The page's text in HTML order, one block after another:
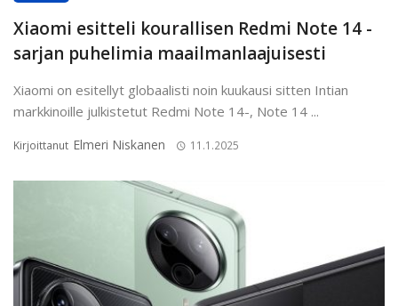
Xiaomi esitteli kourallisen Redmi Note 14 -
sarjan puhelimia maailmanlaajuisesti
Xiaomi on esitellyt globaalisti noin kuukausi sitten Intian
markkinoille julkistetut Redmi Note 14-, Note 14 ...
Kirjoittanut Elmeri Niskanen 11.1.2025